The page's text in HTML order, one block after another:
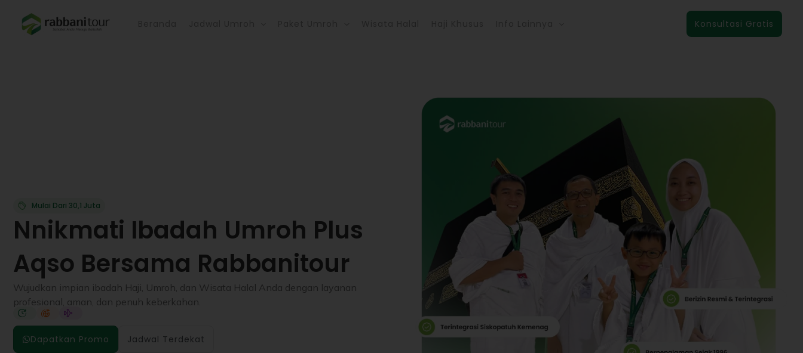
konten
Konsultasi Gratis
Mulai Dari 30,1 Juta
Nnikmati Ibadah Umroh Plus
Aqso Bersama Rabbanitour
Wujudkan impian ibadah Haji, Umroh, dan Wisata Halal Anda dengan layanan
profesional, aman, dan penuh keberkahan.
Dapatkan Promo Jadwal Terdekat